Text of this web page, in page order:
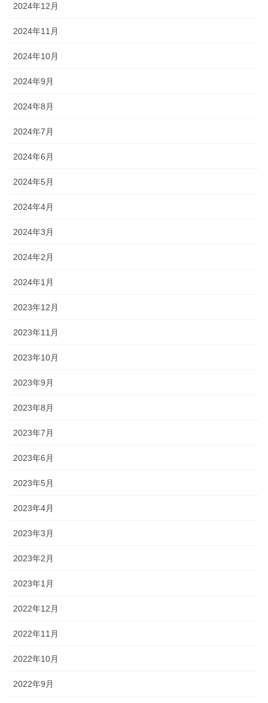
2024年12月
2024年11月
2024年10月
2024年9月
2024年8月
2024年7月
2024年6月
2024年5月
2024年4月
2024年3月
2024年2月
2024年1月
2023年12月
2023年11月
2023年10月
2023年9月
2023年8月
2023年7月
2023年6月
2023年5月
2023年4月
2023年3月
2023年2月
2023年1月
2022年12月
2022年11月
2022年10月
2022年9月